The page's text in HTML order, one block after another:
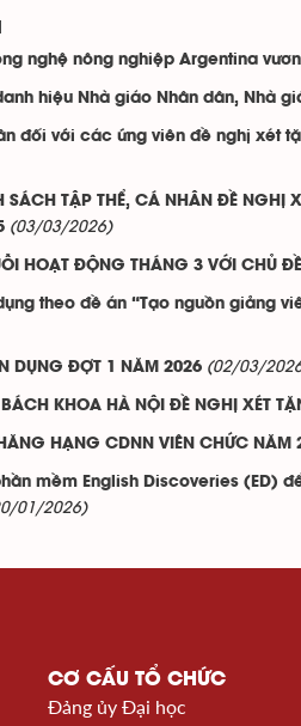
nghệ nông nghiệp Argentina
hiệu Nhà giáo Nhân dân, Nhà
đối với các ứng viên đề nghị xét
TẬP THỂ, CÁ NHÂN ĐỀ NGHỊ
(03/03/2026)
HOẠT ĐỘNG THÁNG 3 VỚI CHỦ
theo đề án “Tạo nguồn giảng
DỤNG ĐỢT 1 NĂM 2026 (02/03/
KHOA HÀ NỘI ĐỀ NGHỊ XÉT
HẠNG CDNN VIÊN CHỨC NĂM
mềm English Discoveries (ED)
01/2026)
CƠ CẤU TỔ CHỨC
Đảng ủy Đại học